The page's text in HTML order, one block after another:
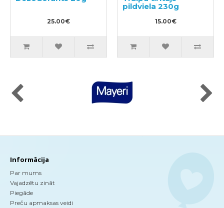
25.00€
pildviela 230g
15.00€
Informācija
Par mums
Vajadzētu zināt
Piegāde
Preču apmaksas veidi